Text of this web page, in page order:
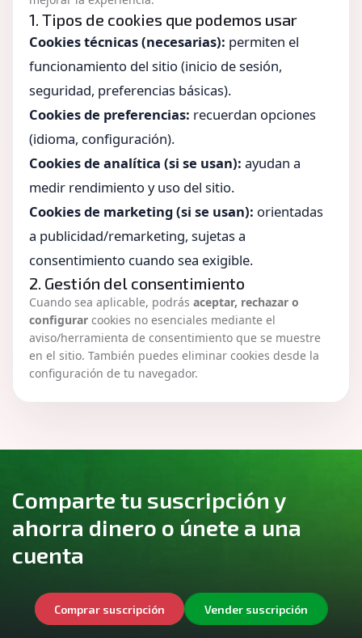
1. Tipos de cookies que podemos usar
Cookies técnicas (necesarias): permiten el
funcionamiento del sitio (inicio de sesión,
seguridad, preferencias básicas).
Cookies de preferencias: recuerdan opciones
(idioma, configuración).
Cookies de analítica (si se usan): ayudan a
medir rendimiento y uso del sitio.
Cookies de marketing (si se usan): orientadas
a publicidad/remarketing, sujetas a
consentimiento cuando sea exigible.
2. Gestión del consentimiento
Cuando sea aplicable, podrás aceptar, rechazar o
configurar cookies no esenciales mediante el
aviso/herramienta de consentimiento que se muestre
en el sitio. También puedes eliminar cookies desde la
configuración de tu navegador.
Comparte tu suscripción y
ahorra dinero o únete a una
cuenta
Comprar suscripción Vender suscripción